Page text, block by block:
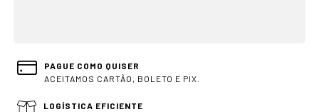
PAGUE COMO QUISER
ACEITAMOS CARTÃO, BOLETO E PIX.
LOGÍSTICA EFICIENTE